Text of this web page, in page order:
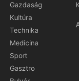
Gazdaság
Kultúra
Technika
Medicina
Sport
Gasztro